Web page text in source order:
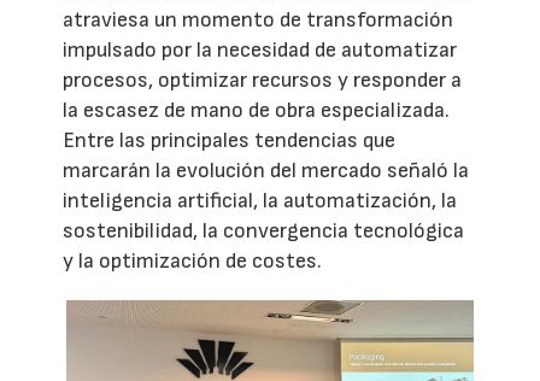
atraviesa un momento de transformación
impulsado por la necesidad de automatizar
procesos, optimizar recursos y responder a
la escasez de mano de obra especializada.
Entre las principales tendencias que
marcarán la evolución del mercado señaló la
inteligencia artificial, la automatización, la
sostenibilidad, la convergencia tecnológica
y la optimización de costes.